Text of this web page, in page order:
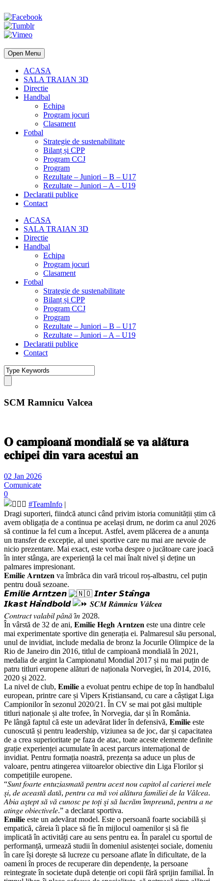
Open Menu
ACASA
SALA TRAIAN 3D
Directie
Handbal
Echipa
Program jocuri
Clasament
Fotbal
Strategie de sustenabilitate
Bilanț și CPP
Program CCJ
Program
Rezultate – Juniori – B – U17
Rezultate – Juniori – A – U19
Declaratii publice
Contact
ACASA
SALA TRAIAN 3D
Directie
Handbal
Echipa
Program jocuri
Clasament
Fotbal
Strategie de sustenabilitate
Bilanț și CPP
Program CCJ
Program
Rezultate – Juniori – B – U17
Rezultate – Juniori – A – U19
Declaratii publice
Contact
SCM Ramnicu Valcea
𝐎 𝐜𝐚𝐦𝐩𝐢𝐨𝐚𝐧𝐚̆ 𝐦𝐨𝐧𝐝𝐢𝐚𝐥𝐚̆ 𝐬𝐞 𝐯𝐚 𝐚𝐥𝐚̆𝐭𝐮𝐫𝐚
𝐞𝐜𝐡𝐢𝐩𝐞𝐢 𝐝𝐢𝐧 𝐯𝐚𝐫𝐚 𝐚𝐜𝐞𝐬𝐭𝐮𝐢 𝐚𝐧
02 Jan 2026
Comunicate
0
#TeamInfo |
Dragi suporteri, fiindcă atunci când privim istoria comunității știm că
avem obligația de a continua pe același drum, ne dorim ca anul 2026
să continue la fel cum a început. Astfel, avem plăcerea de a anunța
un transfer de excepție, al unei sportive care nu mai are nevoie de
nicio prezentare. Mai exact, este vorba despre o jucătoare care joacă
în inter stânga, are experiență la cel mai înalt nivel și deține un
palmares impresionant.
𝐄𝐦𝐢𝐥𝐢𝐞 𝐀𝐫𝐧𝐭𝐳𝐞𝐧 va îmbrăca din vară tricoul roș-albastru, cel puțin
pentru două sezoane.
𝙀𝙢𝙞𝙡𝙞𝙚 𝘼𝙧𝙣𝙩𝙯𝙚𝙣
𝙄𝙣𝙩𝙚𝙧 𝙎𝙩𝙖̂𝙣𝙜𝙖
𝙄𝙠𝙖𝙨𝙩 𝙃𝙖̊𝙣𝙙𝙗𝙤𝙡𝙙
𝑺𝑪𝑴 𝑹𝒂̂𝒎𝒏𝒊𝒄𝒖 𝑽𝒂̂𝒍𝒄𝒆𝒂
𝐶𝑜𝑛𝑡𝑟𝑎𝑐𝑡 𝑣𝑎𝑙𝑎𝑏𝑖𝑙 𝑝𝑎̂𝑛𝑎̆ 𝑖̂𝑛 2028.
În vârstă de 32 de ani, 𝐄𝐦𝐢𝐥𝐢𝐞 𝐇𝐞𝐠𝐡 𝐀𝐫𝐧𝐭𝐳𝐞𝐧 este una dintre cele
mai experimentate sportive din generația ei. Palmaresul său personal,
unul de invidiat, include medalia de bronz la Jocurile Olimpice de la
Rio de Janeiro din 2016, titlul de campioană mondială în 2021,
medalia de argint la Campionatul Mondial 2017 și nu mai puțin de
patru titluri europene alături de naționala Norvegiei, în 2014, 2016,
2020 și 2022.
La nivel de club, 𝐄𝐦𝐢𝐥𝐢𝐞 a evoluat pentru echipe de top în handbalul
european, printre care și Vipers Kristiansand, cu care a câștigat Liga
Campionilor în sezonul 2020/21. În CV se mai pot găsi multiple
titluri naționale și alte trofee, în Norvegia, dar și în România.
Pe lângă faptul că este un adevărat lider în defensivă, 𝐄𝐦𝐢𝐥𝐢𝐞 este
cunoscută și pentru leadership, viziunea sa de joc, dar și capacitatea
de a crea superioritate pe faza de atac, toate aceste elemente definite
grație experienței acumulate în acest parcurs internațional de
invidiat. Pentru formația noastră, prezența sa aduce un plus de
valoare, pentru atingerea viitoarelor obiective din Liga Florilor și
competițiile europene.
“𝑆𝑢𝑛𝑡 𝑓𝑜𝑎𝑟𝑡𝑒 𝑒𝑛𝑡𝑢𝑧𝑖𝑎𝑠𝑚𝑎𝑡𝑎̆ 𝑝𝑒𝑛𝑡𝑟𝑢 𝑎𝑐𝑒𝑠𝑡 𝑛𝑜𝑢 𝑐𝑎𝑝𝑖𝑡𝑜𝑙 𝑎𝑙 𝑐𝑎𝑟𝑖𝑒𝑟𝑒𝑖 𝑚𝑒𝑙𝑒
𝑠̦𝑖, 𝑑𝑒 𝑎𝑐𝑒𝑎𝑠𝑡𝑎̆ 𝑑𝑎𝑡𝑎̆, 𝑝𝑒𝑛𝑡𝑟𝑢 𝑐𝑎 𝑚𝑎̆ 𝑣𝑜𝑖 𝑎𝑙𝑎̆𝑡𝑢𝑟𝑎 𝑓𝑎𝑚𝑖𝑙𝑖𝑒𝑖 𝑑𝑒 𝑙𝑎 𝑉𝑎̂𝑙𝑐𝑒𝑎.
𝐴𝑏𝑖𝑎 𝑎𝑠̦𝑡𝑒𝑝𝑡 𝑠𝑎̆ 𝑣𝑎̆ 𝑐𝑢𝑛𝑜𝑠𝑐 𝑝𝑒 𝑡𝑜𝑡̦𝑖 𝑠̦𝑖 𝑠𝑎̆ 𝑙𝑢𝑐𝑟𝑎̆𝑚 𝑖̂𝑚𝑝𝑟𝑒𝑢𝑛𝑎̆, 𝑝𝑒𝑛𝑡𝑟𝑢 𝑎 𝑛𝑒
𝑎𝑡𝑖𝑛𝑔𝑒 𝑜𝑏𝑖𝑒𝑐𝑡𝑖𝑣𝑒𝑙𝑒.” a declarat sportiva.
𝐄𝐦𝐢𝐥𝐢𝐞 este un adevărat model. Este o persoană foarte sociabilă și
empatică, căreia îi place să fie în mijlocul oamenilor și să fie
implicată în activități care au sens pentru ea. În paralel cu sportul de
performanță, urmează studii în domeniul asistenței sociale, domeniu
în care își dorește să lucreze cu persoane aflate în dificultate, de la
oameni în proces de recuperare din dependențe, la persoane
reintegrate în societate după detenție ori copii fără sprijin familial. În